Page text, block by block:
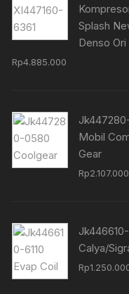
Splash
Denso Ori
Rp4.885.000
Mobil
Gear
Rp2.107.000
Calya/
Rp